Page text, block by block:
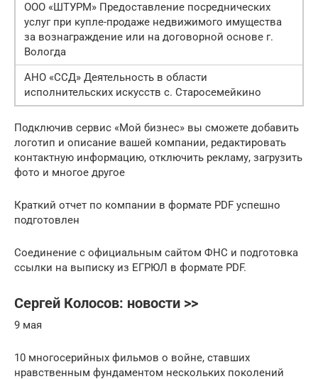
ООО «ШТУРМ» Предоставление посреднических
услуг при купле-продаже недвижимого имущества
за вознаграждение или на договорной основе г.
Вологда
АНО «ССД» Деятельность в области
исполнительских искусств с. Старосемейкино
Подключив сервис «Мой бизнес» вы сможете добавить
логотип и описание вашей компании, редактировать
контактную информацию, отключить рекламу, загрузить
фото и многое другое
Краткий отчет по компании в формате PDF успешно
подготовлен
Соединение с официальным сайтом ФНС и подготовка
ссылки на выписку из ЕГРЮЛ в формате PDF.
Сергeй Колосов: новости >>
9 мая
10 многосерийных фильмов о войне, ставших
нравственным фундаментом нескольких поколений